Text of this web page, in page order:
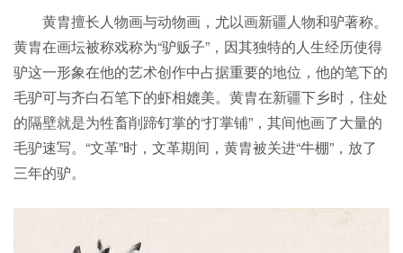
黄胄擅长人物画与动物画，尤以画新疆人物和驴著称。
黄胄在画坛被称戏称为“驴贩子”，因其独特的人生经历使得
驴这一形象在他的艺术创作中占据重要的地位，他的笔下的
毛驴可与齐白石笔下的虾相媲美。黄胄在新疆下乡时，住处
的隔壁就是为牲畜削蹄钉掌的“打掌铺”，其间他画了大量的
毛驴速写。“文革”时，文革期间，黄胄被关进“牛棚”，放了
三年的驴。